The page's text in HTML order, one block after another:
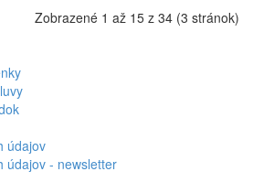
Zobrazené 1 až 15 z 34 (3 stránok)
údajov
údajov - newsletter